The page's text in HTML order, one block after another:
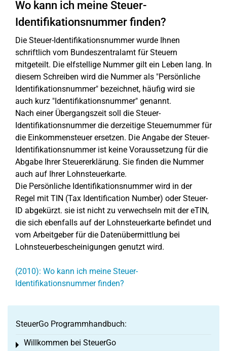
Wo kann ich meine Steuer-
Identifikationsnummer finden?
Die Steuer-Identifikationsnummer wurde Ihnen
schriftlich vom Bundeszentralamt für Steuern
mitgeteilt. Die elfstellige Nummer gilt ein Leben lang. In
diesem Schreiben wird die Nummer als "Persönliche
Identifikationsnummer" bezeichnet, häufig wird sie
auch kurz "Identifikationsnummer" genannt.
Nach einer Übergangszeit soll die Steuer-
Identifikationsnummer die derzeitige Steuernummer für
die Einkommensteuer ersetzen. Die Angabe der Steuer-
Identifikationsnummer ist keine Voraussetzung für die
Abgabe Ihrer Steuererklärung. Sie finden die Nummer
auch auf Ihrer Lohnsteuerkarte.
Die Persönliche Identifikationsnummer wird in der
Regel mit TIN (Tax Identification Number) oder Steuer-
ID abgekürzt. sie ist nicht zu verwechseln mit der eTIN,
die sich ebenfalls auf der Lohnsteuerkarte befindet und
vom Arbeitgeber für die Datenübermittlung bei
Lohnsteuerbescheinigungen genutzt wird.
(2010): Wo kann ich meine Steuer-
Identifikationsnummer finden?
SteuerGo Programmhandbuch:
Willkommen bei SteuerGo
Toggle menu